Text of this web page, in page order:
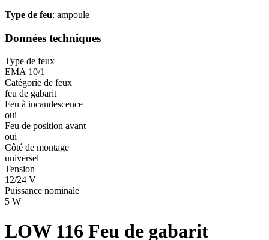
Type de feu: ampoule
Données techniques
Type de feux
EMA 10/1
Catégorie de feux
feu de gabarit
Feu à incandescence
oui
Feu de position avant
oui
Côté de montage
universel
Tension
12/24 V
Puissance nominale
5 W
LOW 116 Feu de gabarit